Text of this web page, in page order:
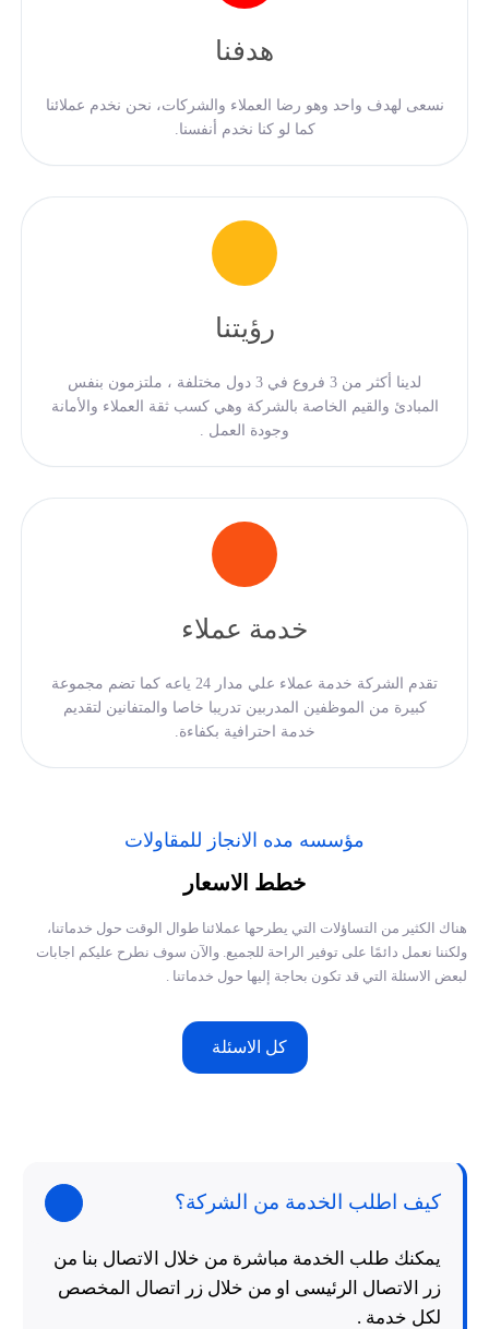
هدفنا
نسعى لهدف واحد وهو رضا العملاء والشركات، نحن نخدم عملائنا
كما لو كنا نخدم أنفسنا.
رؤيتنا
لدينا أكثر من 3 فروع في 3 دول مختلفة ، ملتزمون بنفس
المبادئ والقيم الخاصة بالشركة وهي كسب ثقة العملاء والأمانة
وجودة العمل .
خدمة عملاء
تقدم الشركة خدمة عملاء علي مدار 24 ياعه كما تضم مجموعة
كبيرة من الموظفين المدربين تدريبا خاصا والمتفانين لتقديم
خدمة احترافية بكفاءة.
مؤسسه مده الانجاز للمقاولات
خطط الاسعار
هناك الكثير من التساؤلات التي يطرحها عملائنا طوال الوقت حول خدماتنا،
ولكننا نعمل دائمًا على توفير الراحة للجميع. والآن سوف نطرح عليكم اجابات
لبعض الاسئلة التي قد تكون بحاجة إليها حول خدماتنا .
كل الاسئلة
كيف اطلب الخدمة من الشركة؟
يمكنك طلب الخدمة مباشرة من خلال الاتصال بنا من
زر الاتصال الرئيسى او من خلال زر اتصال المخصص
لكل خدمة .